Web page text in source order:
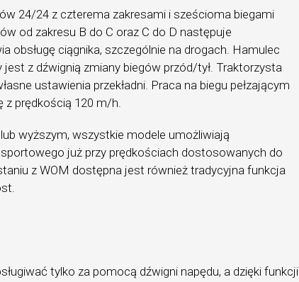
24/24 z czterema zakresami i sześcioma biegami
od zakresu B do C oraz C do D następuje
obsługę ciągnika, szczególnie na drogach. Hamulec
z dźwignią zmiany biegów przód/tył. Traktorzysta
ustawienia przekładni. Praca na biegu pełzającym
z prędkością 120 m/h.
wyższym, wszystkie modele umożliwiają
już przy prędkościach dostosowanych do
z WOM dostępna jest również tradycyjna funkcja
tylko za pomocą dźwigni napędu, a dzięki funkcji